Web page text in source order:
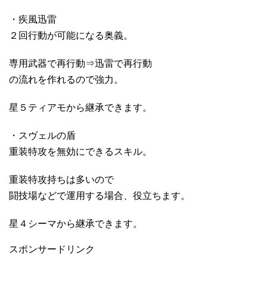
・疾風迅雷
２回行動が可能になる奥義。
専用武器で再行動⇒迅雷で再行動
の流れを作れるので強力。
星５ティアモから継承できます。
・スヴェルの盾
重装特攻を無効にできるスキル。
重装特攻持ちは多いので
闘技場などで運用する場合、役立ちます。
星４シーマから継承できます。
スポンサードリンク